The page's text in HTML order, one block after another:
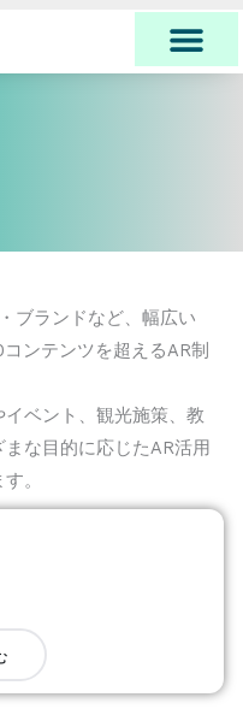
ブランドなど、幅広い
ンテンツを超えるAR制
ベント、観光施策、教
な目的に応じたAR活用
。